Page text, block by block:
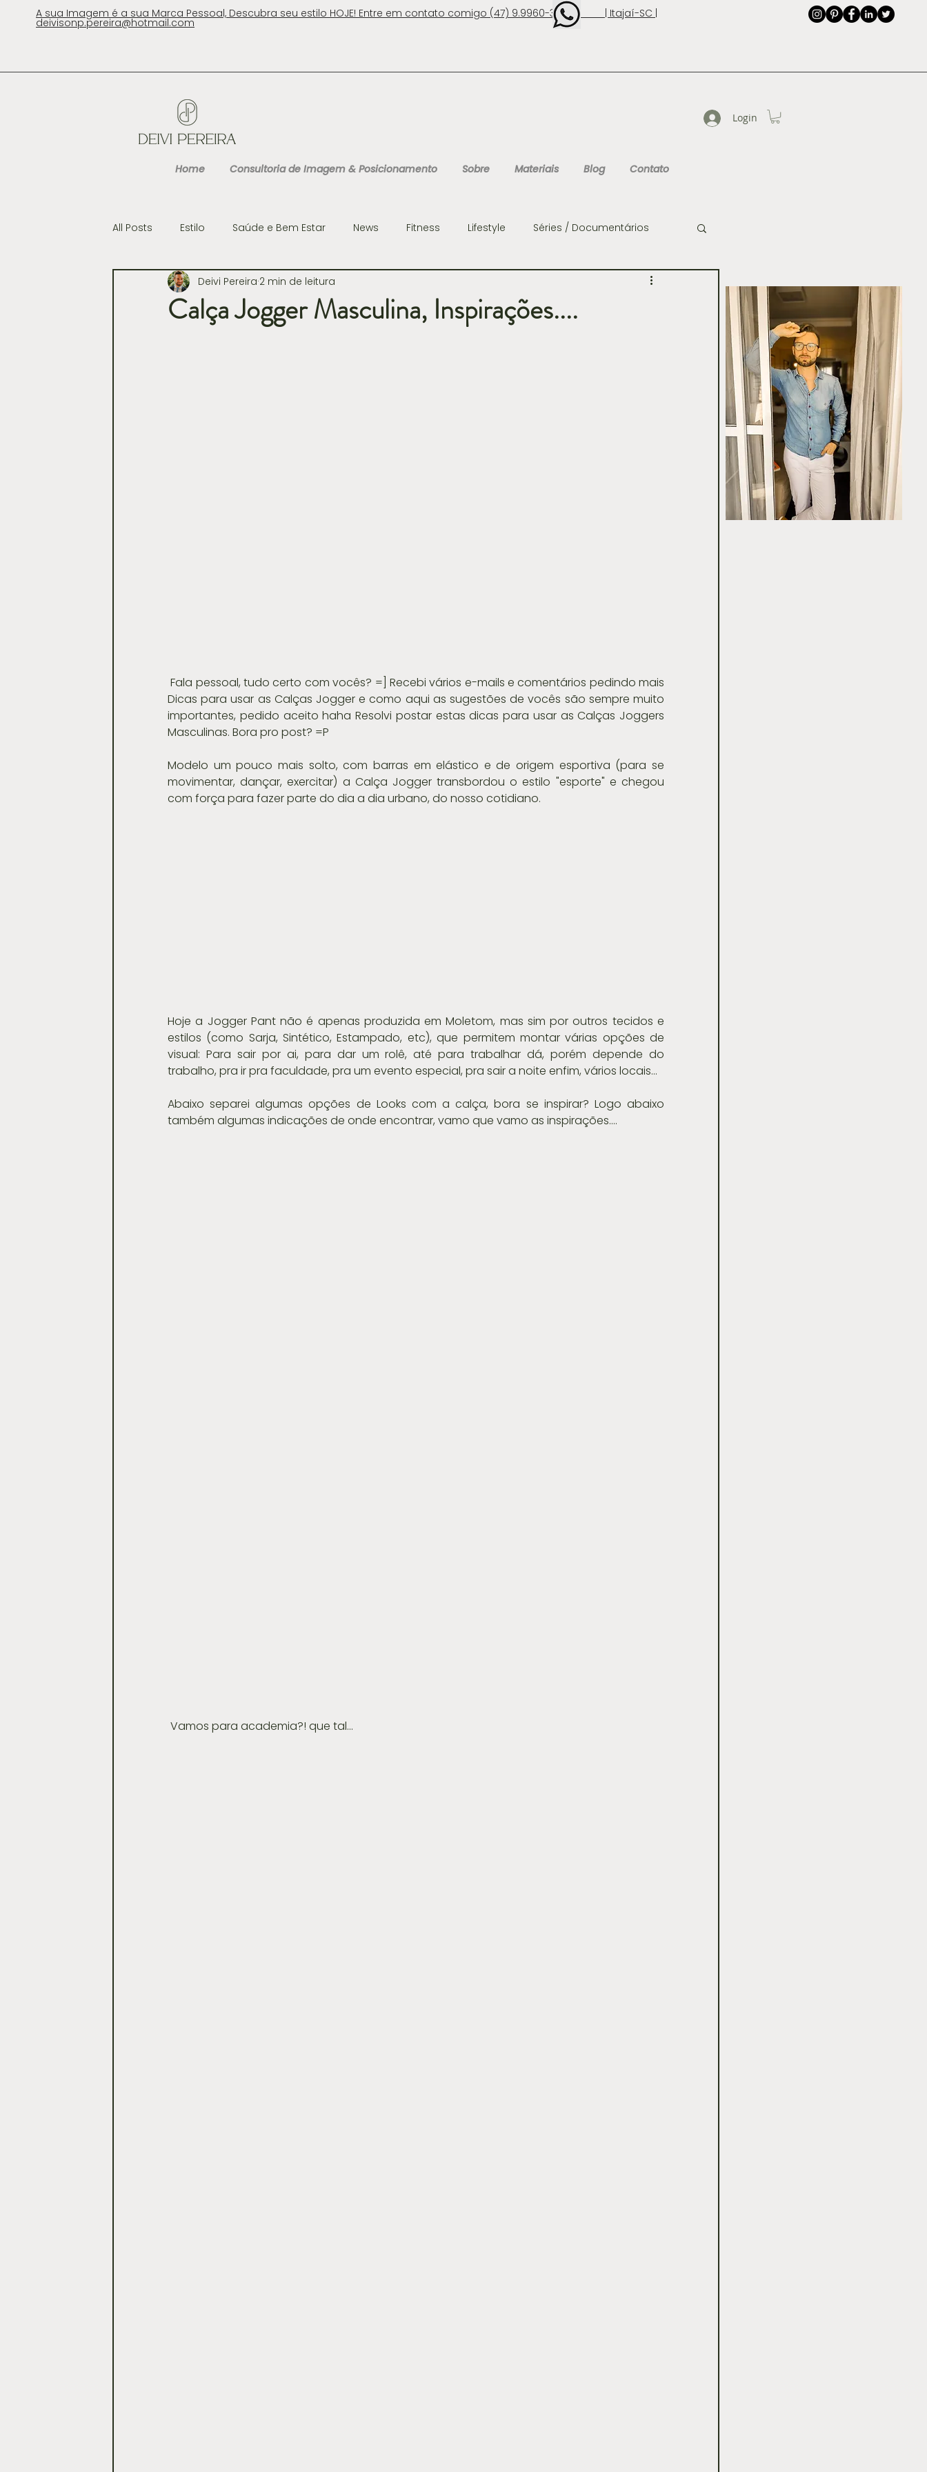
A sua Imagem é a sua Marca Pessoal, Descubra seu estilo HOJE! Entre em contato comigo (47) 9.9960-3131 | Itajaí-SC |
deivisonp.pereira@hotmail.com
Login
Home Consultoria de Imagem & Posicionamento Sobre Materiais Blog Contato
All Posts Estilo Saúde e Bem Estar News Fitness Lifestyle Séries / Documentários
Cultura Gastronomia e Viagens Consultoria de Imagem
Calça Jogger Masculina, Inspirações....
Deivi Pereira 2 min de leitura
Fala pessoal, tudo certo com vocês? =] Recebi vários e-mails e comentários pedindo mais
Dicas para usar as Calças Jogger e como aqui as sugestões de vocês são sempre muito
importantes, pedido aceito haha Resolvi postar estas dicas para usar as Calças Joggers
Masculinas. Bora pro post? =P
Modelo um pouco mais solto, com barras em elástico e de origem esportiva (para se
movimentar, dançar, exercitar) a Calça Jogger transbordou o estilo "esporte" e chegou
com força para fazer parte do dia a dia urbano, do nosso cotidiano.
Hoje a Jogger Pant não é apenas produzida em Moletom, mas sim por outros tecidos e
estilos (como Sarja, Sintético, Estampado, etc), que permitem montar várias opções de
visual: Para sair por ai, para dar um rolê, até para trabalhar dá, porém depende do
trabalho, pra ir pra faculdade, pra um evento especial, pra sair a noite enfim, vários locais...
Abaixo separei algumas opções de Looks com a calça, bora se inspirar? Logo abaixo
também algumas indicações de onde encontrar, vamo que vamo as inspirações....
Vamos para academia?! que tal...